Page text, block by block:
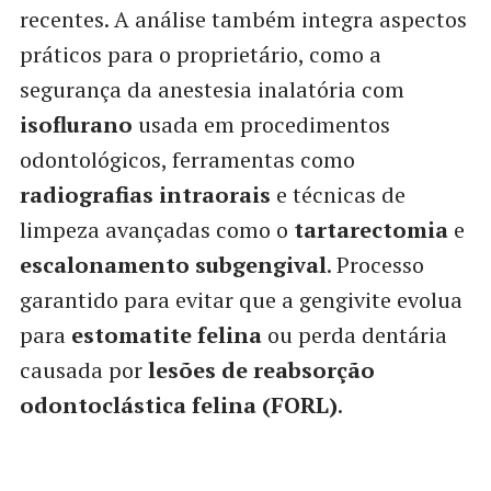
recentes. A análise também integra aspectos
práticos para o proprietário, como a
segurança da anestesia inalatória com
isoflurano usada em procedimentos
odontológicos, ferramentas como
radiografias intraorais e técnicas de
limpeza avançadas como o tartarectomiae
escalonamento subgengival. Processo
garantido para evitar que a gengivite evolua
para estomatite felinaou perda dentária
causada porlesões de reabsorção
odontoclástica felina (FORL).